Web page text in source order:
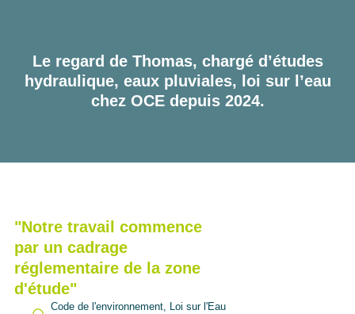
Le regard de Thomas, chargé d’études
hydraulique, eaux pluviales, loi sur l’eau
chez OCE depuis 2024.
"Notre travail commence
par un cadrage
réglementaire de la zone
d'étude"
Code de l'environnement, Loi sur l'Eau